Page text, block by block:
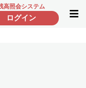
高照会システム
ログイン